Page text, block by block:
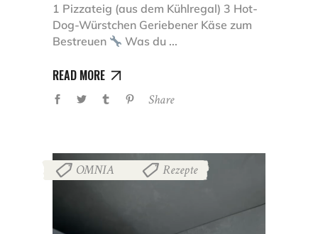
1 Pizzateig (aus dem Kühlregal) 3 Hot-
Dog-Würstchen Geriebener Käse zum
Bestreuen
Was du
READ MORE
Share
OMNIA Rezepte